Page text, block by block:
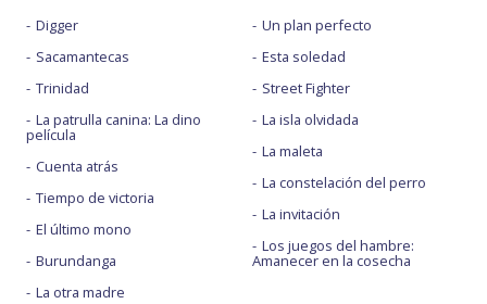
Digger
Sacamantecas
Trinidad
La patrulla canina: La dino
película
Cuenta atrás
Tiempo de victoria
El último mono
Burundanga
La otra madre
Un plan perfecto
Esta soledad
Street Fighter
La isla olvidada
La maleta
La constelación del perro
La invitación
Los juegos del hambre:
Amanecer en la cosecha